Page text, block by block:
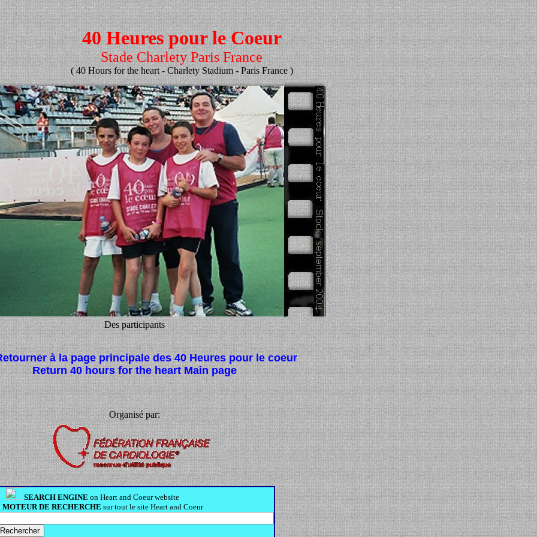
40 Heures pour le Coeur
Stade Charlety Paris France
( 40 Hours for the heart - Charlety Stadium - Paris France )
Des participants
à la page principale des 40 Heures pour le coeur
Return 40 hours for the heart Main page
Organisé par:
SEARCH ENGINE on Heart and Coeur website
MOTEUR DE RECHERCHE sur tout le site Heart and Coeur